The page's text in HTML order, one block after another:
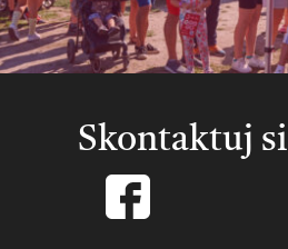
Skontaktuj